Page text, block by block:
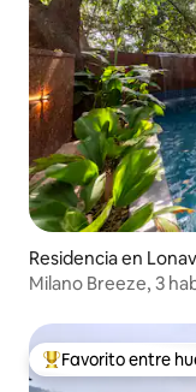
Residencia en
Milano Breeze, 3
De los mejores en
Favorito entre